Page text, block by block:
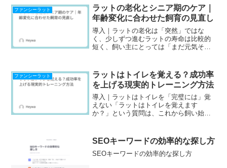
ファンシーラット
ラットの老化とシニア期のケア｜
年齢変化に合わせた飼育の見直し
導入｜ラットの老化は「突然」ではな
く、少しずつ進むラットの寿命は比較的
短く、飼い主にとっては「まだ元気そ
ある日突然起きるものではなく、日常の
中に小さな変化として現れます...
ファンシーラット
ラットはトイレを覚える？成功率
を上げる現実的トレーニング方法
導入｜ラットはトイレを「完璧には」覚
えない「ラットはトイレを覚えます
か？」という質問は、これから飼い始め
ある程度は覚えるが、完璧ではない動物
です。この前提を理解しておく...
SEOキーワードの効率的な探し方
SEOキーワードの効率的な探し方